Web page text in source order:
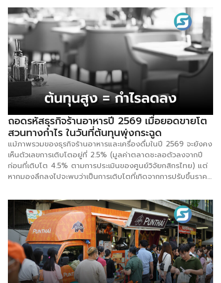
กำหนดในอัตรา 60% และให้ประชาชนร่วมจ่ายเอง 40% (วงเงิน
รัฐช่วยสูงสุดไม่เกิน 200 บาท/วัน และไม่เกิน 1,000 บาท/เดือน
ตลอดระยะเวลา 4 เดือน ตั้งแต่ 1 มิถุนายน – 30 กันยายน
2569) ในส่วนของการช่วยเหลือผู้ประกอบการ โครงการนี้มุ่งเน้น
ไปที่กลุ่มร้านค้ารายย่อย ร้านอาหาร หาบเร่แผงลอย ร้านโชห่วย
ร้าน OTOP รวมถึงรถเข็น และไรเดอร์ฟู้ดเดลิเวอรีโดยตรง ซึ่ง
ช่วยให้ผู้ประกอบการเหล่านี้มีสภาพคล่องทางการเงินเพิ่มขึ้นจาก
การที่ประชาชนกล้าออกมาจับจ่ายใช้สอยและเลือกซื้อสินค้าใน
ชุมชนมากขึ้น ถือเป็นการกระจายรายได้ และเติมเม็ดเงินหมุนเวียน
เข้าสู่ระบบเศรษฐกิจระดับฐานราก ช่วยให้ธุรกิจรายย่อยสามารถฟื้น
ตัวและขับเคลื่อนต่อไปได้อย่างต่อเนื่อง
ถอดรหัสธุรกิจร้านอาหารปี 2569 เมื่อยอดขายโต
สวนทางกำไร ในวันที่ต้นทุนพุ่งกระฉูด
แม้ภาพรวมของธุรกิจร้านอาหารและเครื่องดื่มในปี 2569 จะยังคง
เห็นตัวเลขการเติบโตอยู่ที่ 2.5% (มูลค่าตลาดชะลอตัวลงจากปี
ก่อนที่เติบโต 4.5% ตามการประเมินของศูนย์วิจัยกสิกรไทย) แต่
หากมองลึกลงไปจะพบว่าเป็นการเติบโตที่เกิดจากการปรับขึ้นราคา
อย่างใด สวนทางกับผลกำไรสุทธิของผู้ประกอบการที่กำลังถูก
บีบให้ลดลงอย่างน่าใจหาย จากคลื่นความท้าทายรอบทิศ โดย
เฉพาะชนวนเหตุจากสถานการณ์ความไม่สงบในตะวันออกกลางที่
ยืดเยื้อ ซึ่งส่งผลกระทบเป็นโดมิโน่ดันราคาพลังงานให้พุ่งสูงขึ้น
จนกลายเป็นตัวเร่งให้ต้นทุนวัตถุดิบต้นน้ำอย่างข้าวสาร อาหารสด
ผัก ผลไม้ ตลอดจนบรรจุภัณฑ์ พาเหรดกันปรับตัวสูงขึ้นตามไป
ด้วย บีบให้ร้านค้าส่วนใหญ่ต้องยอมปรับขึ้นราคาหน้าร้านเฉลี่ยถึง
10%-20% เมื่อเทียบกับช่วงก่อนเกิดวิกฤต ในขณะที่ฝั่งต้นทุน